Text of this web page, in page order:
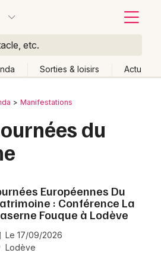
etc.
Sorties & loisirs Actu
Manifestations
du
Européennes Du
: Conférence La
Fouque à Lodève
Le 17/09/2026
Lodève
Partout
Près de moi
Ce week-end Autre